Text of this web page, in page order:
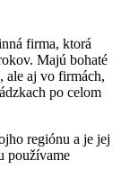
firma, ktorá
Majú bohaté
ale aj vo firmách,
po celom
regiónu a je jej
používame